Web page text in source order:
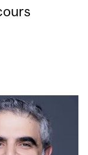
MCGILL
HUIT
EN